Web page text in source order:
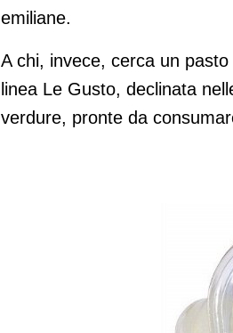
emiliane.
A chi, invece, cerca un
linea Le Gusto, declinata
verdure, pronte da